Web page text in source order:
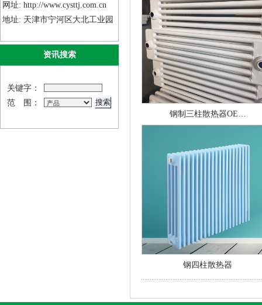
网址: http://www.cysttj.com.cn
地址: 天津市宁河区大北工业园
资讯搜索
关键字：
范 围：
钢制三柱散热器OE…
钢四柱散热器